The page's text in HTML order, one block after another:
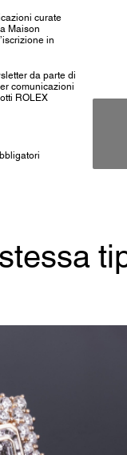
curate
Maison
in
da parte di
comunicazioni
ROLEX